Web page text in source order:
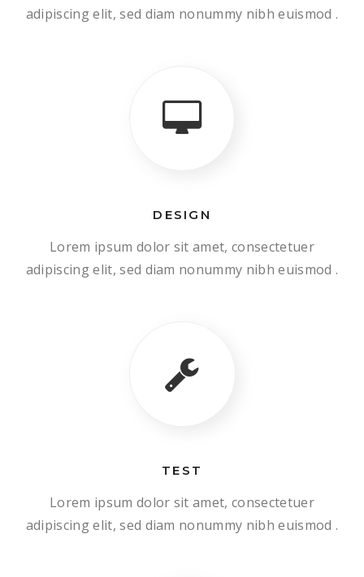
adipiscing elit, sed diam nonummy nibh euismod .
DESIGN
Lorem ipsum dolor sit amet, consectetuer
adipiscing elit, sed diam nonummy nibh euismod .
TEST
Lorem ipsum dolor sit amet, consectetuer
adipiscing elit, sed diam nonummy nibh euismod .